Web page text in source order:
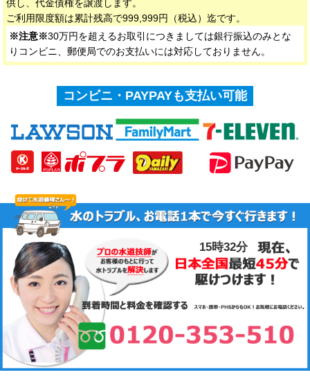
供し、代金債権を譲渡します。
ご利用限度額は累計残高で999,999円（税込）迄です。
※注意※30万円を超えるお取引につきましては銀行振込のみとな
りコンビニ、郵便局でのお支払いには対応しておりません。
コンビニ・PAYPAYも支払い可能
15時32分